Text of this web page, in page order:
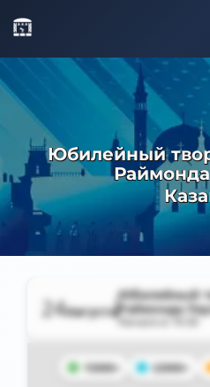
Юбилейный
24Августа
Юбилейный
Раймонда
Начало в19:30
15000+ 22000+